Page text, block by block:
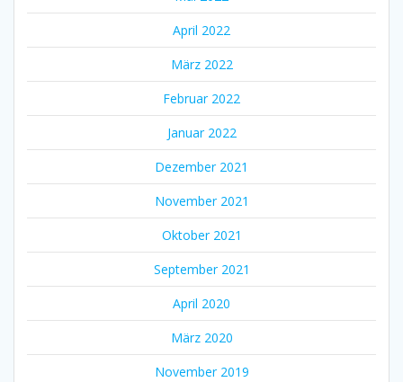
April 2022
März 2022
Februar 2022
Januar 2022
Dezember 2021
November 2021
Oktober 2021
September 2021
April 2020
März 2020
November 2019